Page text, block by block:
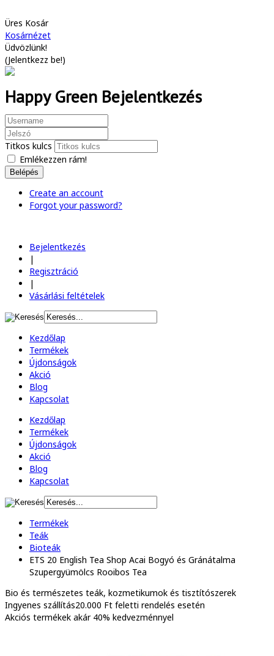
Üres Kosár
Kosárnézet
Üdvözlünk!
(Jelentkezz be!)
Happy Green Bejelentkezés
Titkos kulcs
Emlékezzen rám!
Belépés
Create an account
Forgot your password?
Bejelentkezés
|
Regisztráció
|
Vásárlási feltételek
Kezdőlap
Termékek
Újdonságok
Akció
Blog
Kapcsolat
Kezdőlap
Termékek
Újdonságok
Akció
Blog
Kapcsolat
Termékek
Teák
Bioteák
ETS 20 English Tea Shop Acai Bogyó és Gránátalma
Szupergyümölcs Rooibos Tea
Bio és természetes teák, kozmetikumok és tisztítószerek
Ingyenes szállítás20.000 Ft feletti rendelés esetén
Akciós termékek akár 40% kedvezménnyel